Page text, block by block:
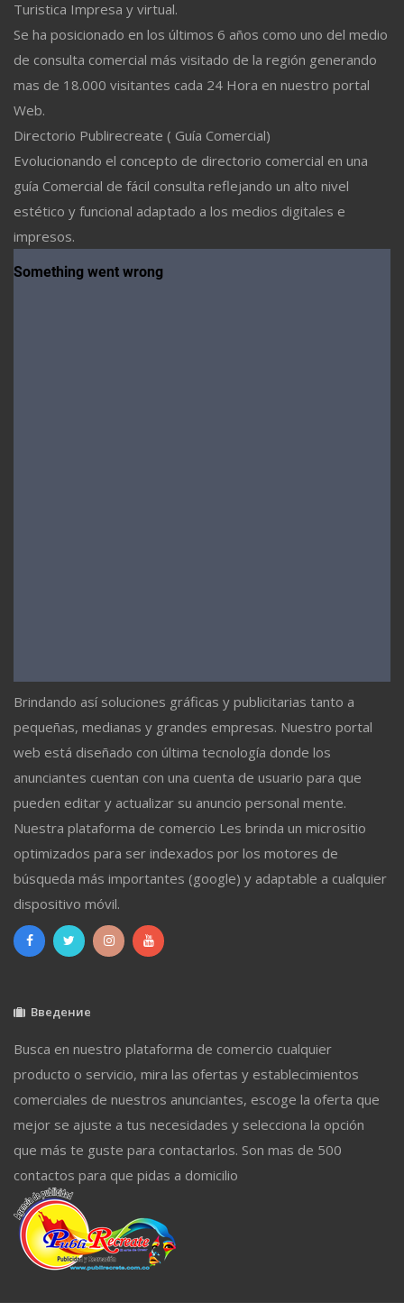
Turistica Impresa y virtual.
Se ha posicionado en los últimos 6 años como uno del medio
de consulta comercial más visitado de la región generando
mas de 18.000 visitantes cada 24 Hora en nuestro portal
Web.
Directorio Publirecreate ( Guía Comercial)
Evolucionando el concepto de directorio comercial en una
guía Comercial de fácil consulta reflejando un alto nivel
estético y funcional adaptado a los medios digitales e
impresos.
Brindando así soluciones gráficas y publicitarias tanto a
pequeñas, medianas y grandes empresas. Nuestro portal
web está diseñado con última tecnología donde los
anunciantes cuentan con una cuenta de usuario para que
pueden editar y actualizar su anuncio personal mente.
Nuestra plataforma de comercio Les brinda un micrositio
optimizados para ser indexados por los motores de
búsqueda más importantes (google) y adaptable a cualquier
dispositivo móvil.
Введение
Busca en nuestro plataforma de comercio cualquier
producto o servicio, mira las ofertas y establecimientos
comerciales de nuestros anunciantes, escoge la oferta que
mejor se ajuste a tus necesidades y selecciona la opción
que más te guste para contactarlos. Son mas de 500
contactos para que pidas a domicilio